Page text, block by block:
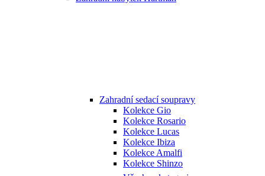
Zahradní sedací soupravy
Kolekce Gio
Kolekce Rosario
Kolekce Lucas
Kolekce Ibiza
Kolekce Amalfi
Kolekce Shinzo